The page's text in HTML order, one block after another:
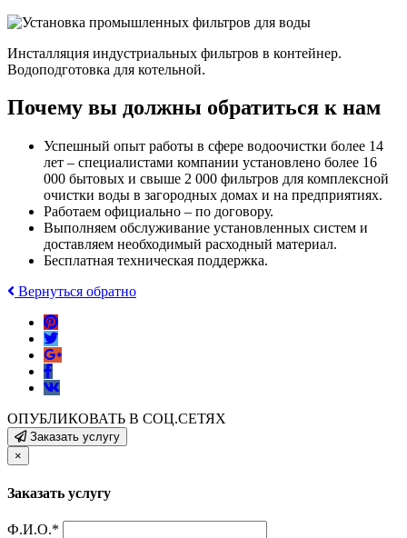
Инсталляция индустриальных фильтров в контейнер.
Водоподготовка для котельной.
Почему вы должны обратиться к нам
Успешный опыт работы в сфере водоочистки более 14
лет – специалистами компании установлено более 16
000 бытовых и свыше 2 000 фильтров для комплексной
очистки воды в загородных домах и на предприятиях.
Работаем официально – по договору.
Выполняем обслуживание установленных систем и
доставляем необходимый расходный материал.
Бесплатная техническая поддержка.
Вернуться обратно
ОПУБЛИКОВАТЬ В СОЦ.СЕТЯХ
Заказать услугу
×
Заказать услугу
Ф.И.О.*